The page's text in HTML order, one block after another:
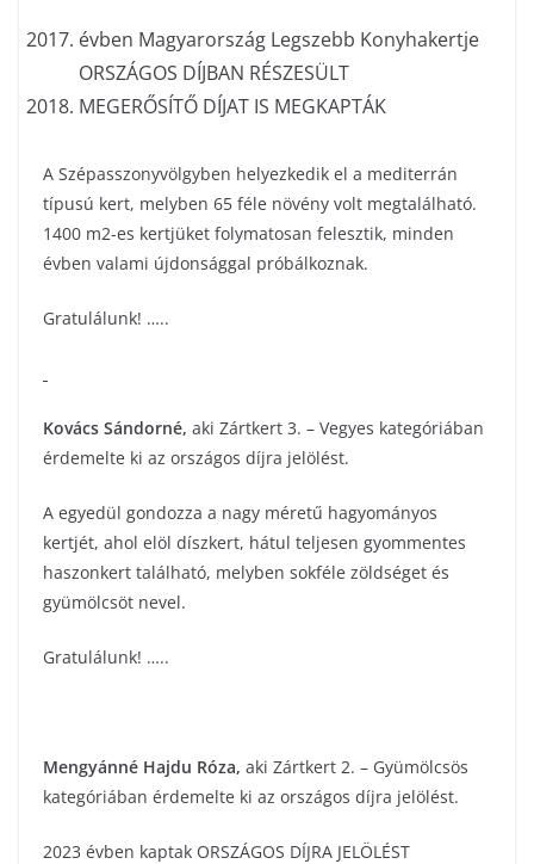
évben Magyarország Legszebb Konyhakertje
ORSZÁGOS DÍJBAN RÉSZESÜLT
MEGERŐSÍTŐ DÍJAT IS MEGKAPTÁK
A Szépasszonyvölgyben helyezkedik el a mediterrán
típusú kert, melyben 65 féle növény volt megtalálható.
1400 m2-es kertjüket folymatosan felesztik, minden
évben valami újdonsággal próbálkoznak.
Gratulálunk! …..
Kovács Sándorné, aki Zártkert 3. – Vegyes kategóriában
érdemelte ki az országos díjra jelölést.
A egyedül gondozza a nagy méretű hagyományos
kertjét, ahol elöl díszkert, hátul teljesen gyommentes
haszonkert található, melyben sokféle zöldséget és
gyümölcsöt nevel.
Gratulálunk! …..
Mengyánné Hajdu Róza, aki Zártkert 2. – Gyümölcsös
kategóriában érdemelte ki az országos díjra jelölést.
2023 évben kaptak ORSZÁGOS DÍJRA JELÖLÉST